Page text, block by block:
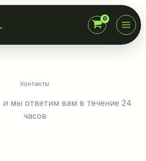
Контакты
мы ответим вам в течение 24
часов